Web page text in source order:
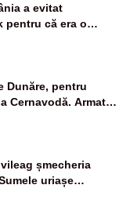
a evitat
pentru că era o
și fondurile de
Dunăre, pentru
Cernavodă. Armata
va devia apa
șmecheria
uriașe